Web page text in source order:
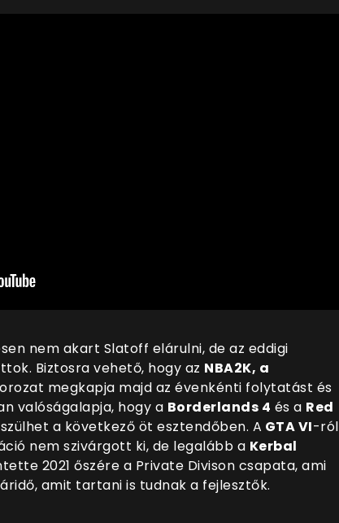
nem akart Slatoff elárulni, de az eddigi
Biztosra vehető, hogy az NBA2K, a
megkapja majd az évenkénti folytatást és
valóságalapja, hogy a Borderlands 4 és a Red
a következő öt esztendőben. A GTA VI-ról
nem szivárgott ki, de legalább a Kerbal
2021 őszére a Private Divison csapata, ami
amit tartani is tudnak a fejlesztők.